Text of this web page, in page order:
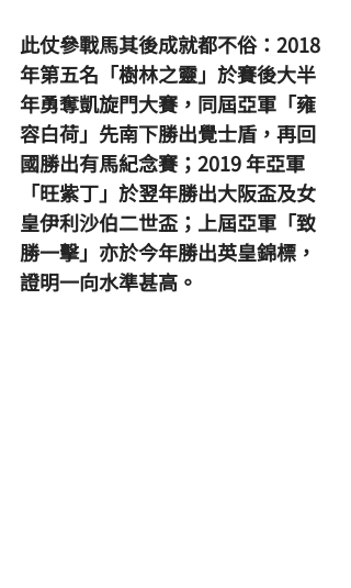
此仗參戰馬其後成就都不俗：2018
年第五名「樹林之靈」於賽後大半
年勇奪凱旋門大賽，同屆亞軍「雍
容白荷」先南下勝出覺士盾，再回
國勝出有馬紀念賽；2019 年亞軍
「旺紫丁」於翌年勝出大阪盃及女
皇伊利沙伯二世盃；上屆亞軍「致
勝一擊」亦於今年勝出英皇錦標，
證明一向水準甚高。